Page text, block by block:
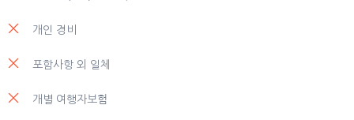
개인 경비
포함사항 외 일체
개별 여행자보험